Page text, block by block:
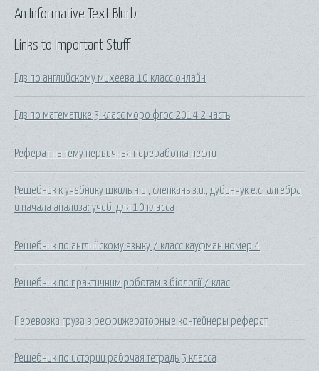
Links to Important Stuff
Гдз по английскому михеева 10 класс онлайн
Гдз по математике 3 класс моро фгос 2014 2 часть
Реферат на тему первичная переработка нефти
Решебник к учебнику шкиль н.и., слепкань з.и., дубинчук е.с. алгебра
и начала анализа: учеб. для 10 класса
Решебник по английскому языку 7 класс кауфман номер 4
Решебник по практичним роботам з біології 7 клас
Перевозка груза в рефрижераторные контейнеры реферат
Решебник по истории рабочая тетрадь 5 класса
An Informative Text Blurb